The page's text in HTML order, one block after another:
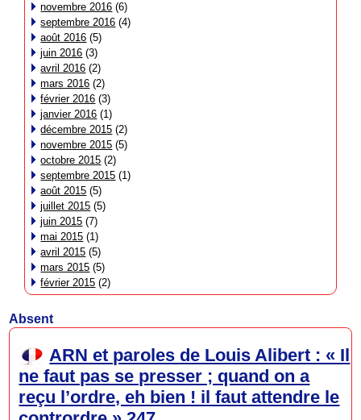
novembre 2016 (6)
septembre 2016 (4)
août 2016 (5)
juin 2016 (3)
avril 2016 (2)
mars 2016 (2)
février 2016 (3)
janvier 2016 (1)
décembre 2015 (2)
novembre 2015 (5)
octobre 2015 (2)
septembre 2015 (1)
août 2015 (5)
juillet 2015 (5)
juin 2015 (7)
mai 2015 (1)
avril 2015 (5)
mars 2015 (5)
février 2015 (2)
Absent
ARN et paroles de Louis Alibert : « Il
ne faut pas se presser ; quand on a
reçu l’ordre, eh bien ! il faut attendre le